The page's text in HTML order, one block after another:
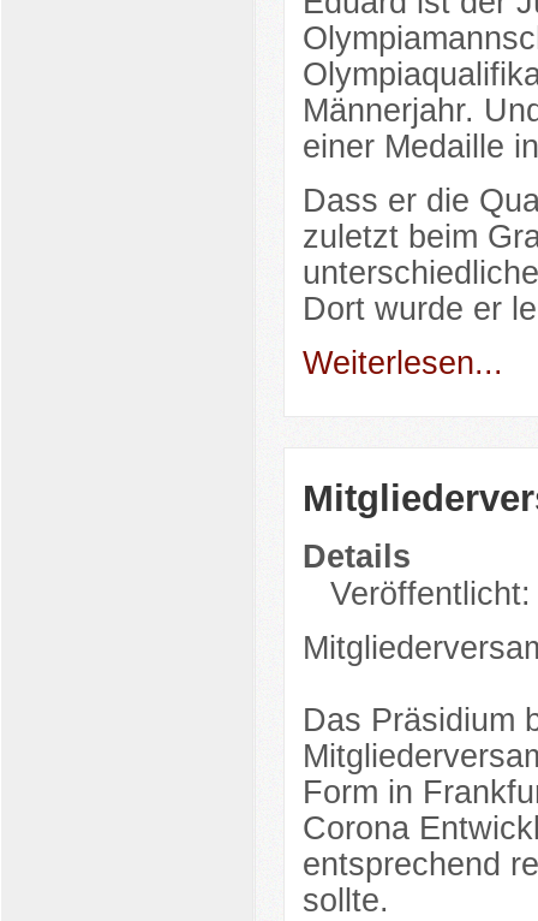
Männerjahr.
einer Medaille
Dass er die
zuletzt beim
Dort wurde er
Weiterlesen...
Details
Das Präsidium
Form in
Corona
entsprechend
sollte.